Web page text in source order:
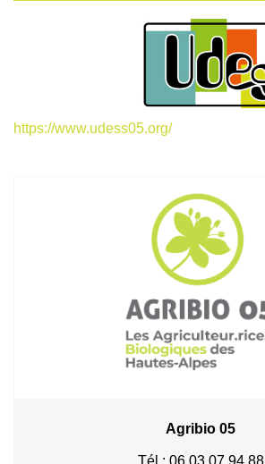
https://www.udess05.org/
Agribio 05
Tél : 06 03 07 94 88